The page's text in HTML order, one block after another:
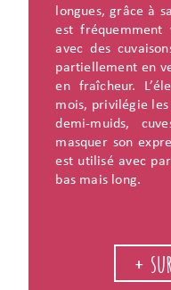
longues, grâce à
est fréquemment
avec des
partiellement en
en fraîcheur.
mois, privilégie
demi-muids,
masquer son
est utilisé avec
bas mais long.
+